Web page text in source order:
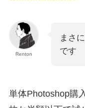
Renton
まさ
です
単体Photoshop購